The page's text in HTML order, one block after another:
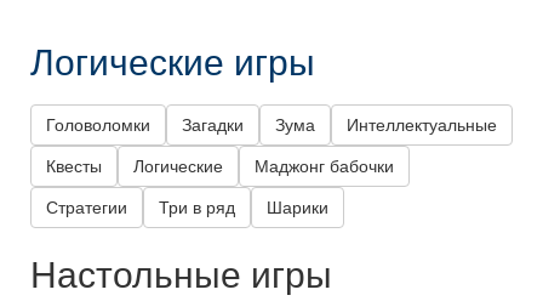
Логические игры
Головоломки Загадки Зума Интеллектуальные
Квесты Логические Маджонг бабочки
Стратегии Три в ряд Шарики
Настольные игры